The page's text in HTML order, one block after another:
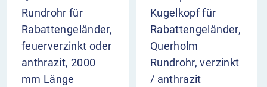
Rundrohr für
Rabattengeländer,
feuerverzinkt oder
anthrazit, 2000
mm Länge
Kugelkopf für
Rabattengeländer,
Querholm
Rundrohr, verzinkt
/ anthrazit